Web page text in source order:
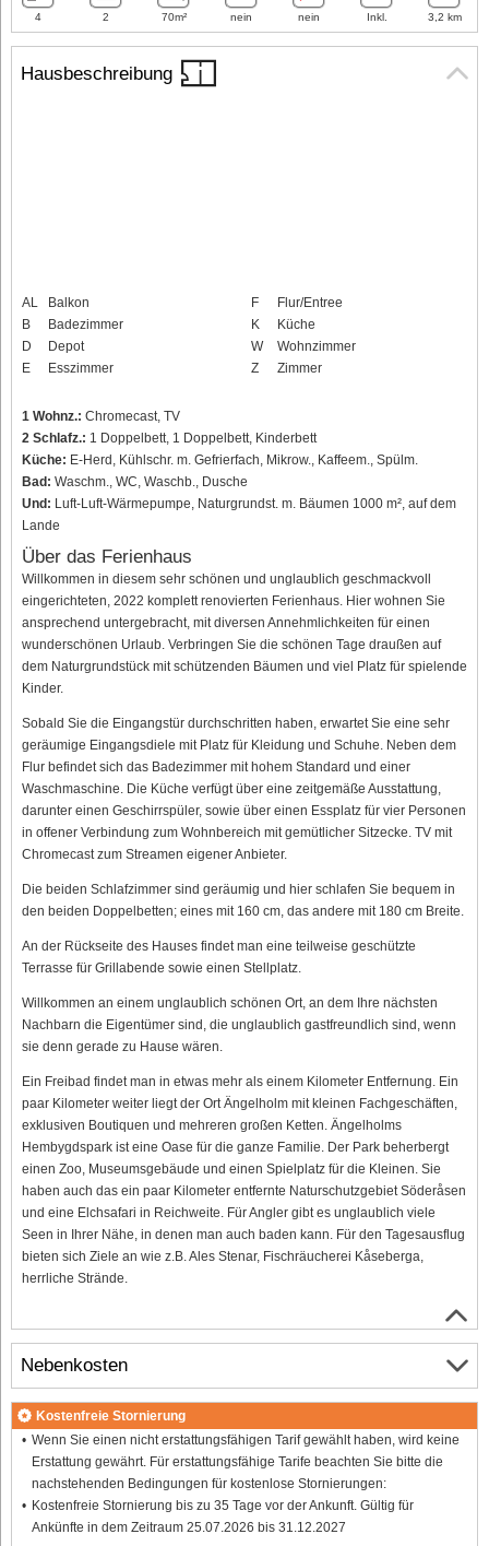
Hausbeschreibung
AL
Balkon
B
Badezimmer
D
Depot
E
Esszimmer
F
Flur/Entree
K
Küche
W
Wohnzimmer
Z
Zimmer
1 Wohnz.: Chromecast, TV
2 Schlafz.: 1 Doppelbett, 1 Doppelbett, Kinderbett
Küche: E-Herd, Kühlschr. m. Gefrierfach, Mikrow., Kaffeem., Spülm.
Bad: Waschm., WC, Waschb., Dusche
Und: Luft-Luft-Wärmepumpe, Naturgrundst. m. Bäumen 1000 m², auf dem
Lande
Über das Ferienhaus
Willkommen in diesem sehr schönen und unglaublich geschmackvoll
eingerichteten, 2022 komplett renovierten Ferienhaus. Hier wohnen Sie
ansprechend untergebracht, mit diversen Annehmlichkeiten für einen
wunderschönen Urlaub. Verbringen Sie die schönen Tage draußen auf
dem Naturgrundstück mit schützenden Bäumen und viel Platz für spielende
Kinder.
Sobald Sie die Eingangstür durchschritten haben, erwartet Sie eine sehr
geräumige Eingangsdiele mit Platz für Kleidung und Schuhe. Neben dem
Flur befindet sich das Badezimmer mit hohem Standard und einer
Waschmaschine. Die Küche verfügt über eine zeitgemäße Ausstattung,
darunter einen Geschirrspüler, sowie über einen Essplatz für vier Personen
in offener Verbindung zum Wohnbereich mit gemütlicher Sitzecke. TV mit
Chromecast zum Streamen eigener Anbieter.
Die beiden Schlafzimmer sind geräumig und hier schlafen Sie bequem in
den beiden Doppelbetten; eines mit 160 cm, das andere mit 180 cm Breite.
An der Rückseite des Hauses findet man eine teilweise geschützte
Terrasse für Grillabende sowie einen Stellplatz.
Willkommen an einem unglaublich schönen Ort, an dem Ihre nächsten
Nachbarn die Eigentümer sind, die unglaublich gastfreundlich sind, wenn
sie denn gerade zu Hause wären.
Ein Freibad findet man in etwas mehr als einem Kilometer Entfernung. Ein
paar Kilometer weiter liegt der Ort Ängelholm mit kleinen Fachgeschäften,
exklusiven Boutiquen und mehreren großen Ketten. Ängelholms
Hembygdspark ist eine Oase für die ganze Familie. Der Park beherbergt
einen Zoo, Museumsgebäude und einen Spielplatz für die Kleinen. Sie
haben auch das ein paar Kilometer entfernte Naturschutzgebiet Söderåsen
und eine Elchsafari in Reichweite. Für Angler gibt es unglaublich viele
Seen in Ihrer Nähe, in denen man auch baden kann. Für den Tagesausflug
bieten sich Ziele an wie z.B. Ales Stenar, Fischräucherei Kåseberga,
herrliche Strände.
4 2 70m² nein nein Inkl. 3,2 km
Nebenkosten
Kostenfreie Stornierung
Wenn Sie einen nicht erstattungsfähigen Tarif gewählt haben, wird keine
Erstattung gewährt. Für erstattungsfähige Tarife beachten Sie bitte die
nachstehenden Bedingungen für kostenlose Stornierungen:
Kostenfreie Stornierung bis zu 35 Tage vor der Ankunft. Gültig für
Ankünfte in dem Zeitraum 25.07.2026 bis 31.12.2027